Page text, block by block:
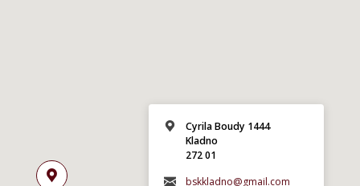
Cyrila Boudy 1444
Kladno
272 01
bskkladno@gmail.com